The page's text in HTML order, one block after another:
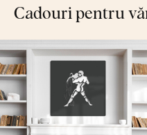
Cadouri pentru